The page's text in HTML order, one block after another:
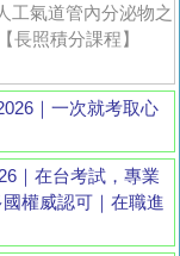
工氣道管內分泌物之
長照積分課程】
｜一次就考取心
｜在台考試，專業
權威認可｜在職進